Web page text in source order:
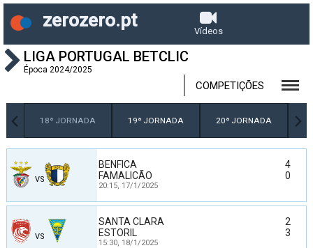
zerozero.pt
Vídeos
LIGA PORTUGAL BETCLIC
Época 2024/2025
COMPETIÇÕES
18ª JORNADA 19ª JORNADA 20ª JORNADA
VS
BENFICA
4
FAMALICÃO
0
20:15, 17/1/2025
VS
SANTA CLARA
2
ESTORIL
3
15:30, 18/1/2025